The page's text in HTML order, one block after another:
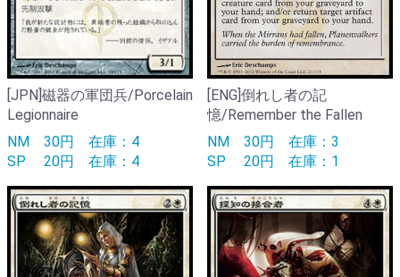
[JPN]磁器の軍団兵/Porcelain
Legionnaire
NM 30円 在庫：4
SP
20円 在庫：4
[ENG]倒れし者の記
憶/Remember the Fallen
NM 30円 在庫：3
SP
20円 在庫：1